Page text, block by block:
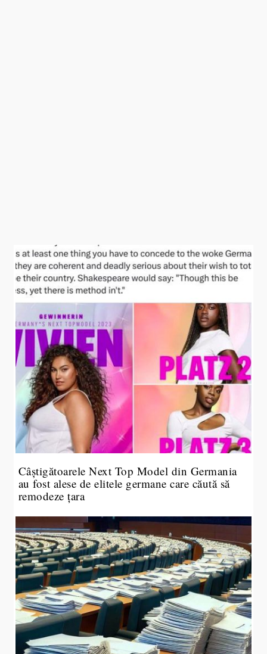
Câștigătoarele Next Top Model din Germania
au fost alese de elitele germane care căută să
remodeze țara